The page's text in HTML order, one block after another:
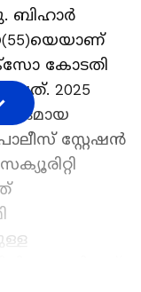
ബിഹാർ
കോടതി
2025
സ്റ്റേഷൻ